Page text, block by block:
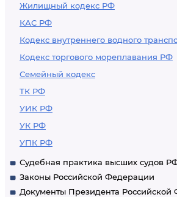
Жилищный кодекс РФ
КАС РФ
Кодекс внутреннего водного
Кодекс торгового мореплавания РФ
Семейный кодекс
ТК РФ
УИК РФ
УК РФ
УПК РФ
Судебная практика высших судов
Законы Российской Федерации
Документы Президента Российской